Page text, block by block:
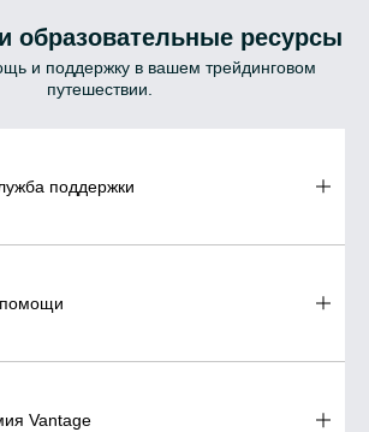
образовательные ресурсы
и поддержку в вашем трейдинговом
путешествии.
поддержки
Vantage